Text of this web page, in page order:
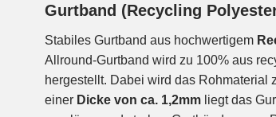
Gurtband (Recycling
Stabiles Gurtband aus hochwertigem
Allround-Gurtband wird zu 100% aus
hergestellt. Dabei wird das Rohmaterial
einer Dicke von ca. 1,2mm liegt das